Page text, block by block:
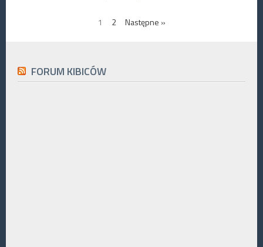
1 2 Następne »
FORUM KIBICÓW